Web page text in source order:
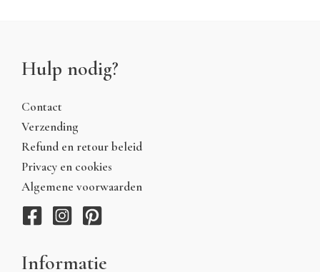
Hulp nodig?
Contact
Verzending
Refund en retour beleid
Privacy en cookies
Algemene voorwaarden
Informatie